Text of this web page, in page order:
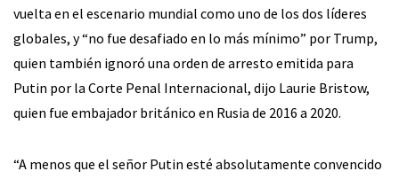
vuelta en el escenario mundial como uno de los dos líderes
globales, y “no fue desafiado en lo más mínimo” por Trump,
quien también ignoró una orden de arresto emitida para
Putin por la Corte Penal Internacional, dijo Laurie Bristow,
quien fue embajador británico en Rusia de 2016 a 2020.
“A menos que el señor Putin esté absolutamente convencido